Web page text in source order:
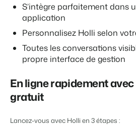
Site web immobilier
Attirez des prospects pour la vente de
BEX Linguistique
Accueillez vos clients dans leur langue.
Marketing
La puissante alliance entre stratégie de
Événements
Faites notre connaissance lors de
Trust Center
La confiance chez Booking Experts
À propos de nous
Obtenez des réponses á vos questions.
Il manque une
APPS
Prendre un RDV Démo
S’intègre parfaitement dans
application
Personnalisez Holli selon
Toutes les conversations
propre interface de gestion
En ligne rapidement avec
gratuit
Lancez-vous avec Holli en 3 étapes :